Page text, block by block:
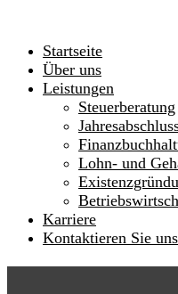
Startseite
Über uns
Leistungen
Steuerberatung
Lohn- und
Karriere
Kontaktieren Sie uns